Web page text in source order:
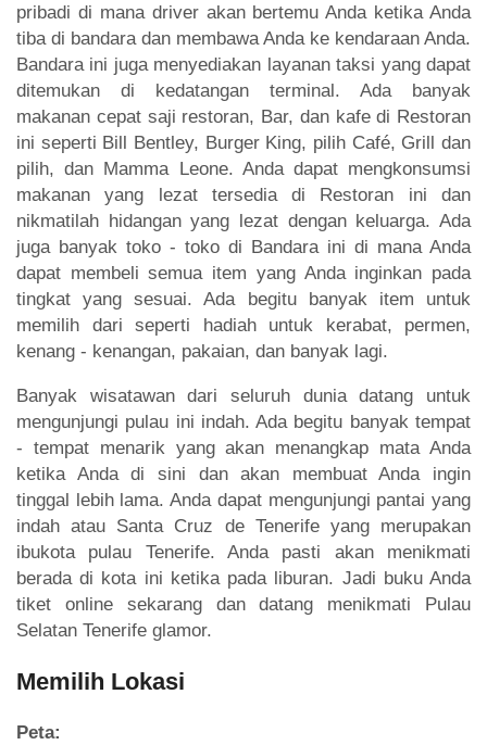
pribadi di mana driver akan bertemu Anda ketika Anda
tiba di bandara dan membawa Anda ke kendaraan Anda.
Bandara ini juga menyediakan layanan taksi yang dapat
ditemukan di kedatangan terminal. Ada banyak
makanan cepat saji restoran, Bar, dan kafe di Restoran
ini seperti Bill Bentley, Burger King, pilih Café, Grill dan
pilih, dan Mamma Leone. Anda dapat mengkonsumsi
makanan yang lezat tersedia di Restoran ini dan
nikmatilah hidangan yang lezat dengan keluarga. Ada
juga banyak toko - toko di Bandara ini di mana Anda
dapat membeli semua item yang Anda inginkan pada
tingkat yang sesuai. Ada begitu banyak item untuk
memilih dari seperti hadiah untuk kerabat, permen,
kenang - kenangan, pakaian, dan banyak lagi.
Banyak wisatawan dari seluruh dunia datang untuk
mengunjungi pulau ini indah. Ada begitu banyak tempat
- tempat menarik yang akan menangkap mata Anda
ketika Anda di sini dan akan membuat Anda ingin
tinggal lebih lama. Anda dapat mengunjungi pantai yang
indah atau Santa Cruz de Tenerife yang merupakan
ibukota pulau Tenerife. Anda pasti akan menikmati
berada di kota ini ketika pada liburan. Jadi buku Anda
tiket online sekarang dan datang menikmati Pulau
Selatan Tenerife glamor.
Memilih Lokasi
Peta: